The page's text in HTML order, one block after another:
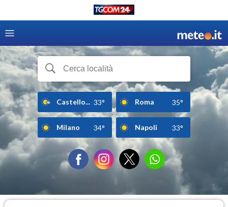
Castello... 33° Roma 35°
Milano 34° Napoli 33°